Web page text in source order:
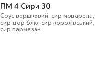
ПМ 4 Сири 30
Cоус вершковий, сир моцарела,
сир дор блю, сир королівський,
сир пармезан